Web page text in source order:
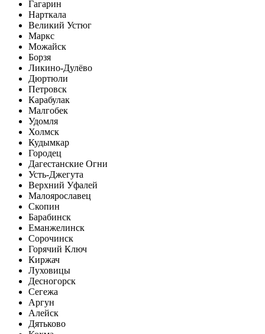
Гагарин
Нарткала
Великий Устюг
Маркс
Можайск
Борзя
Ликино-Дулёво
Дюртюли
Петровск
Карабулак
Малгобек
Удомля
Холмск
Кудымкар
Городец
Дагестанские Огни
Усть-Джегута
Верхний Уфалей
Малоярославец
Скопин
Барабинск
Еманжелинск
Сорочинск
Горячий Ключ
Киржач
Луховицы
Десногорск
Сегежа
Аргун
Алейск
Дятьково